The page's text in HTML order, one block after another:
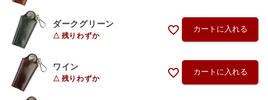
ダークグリーン
残りわずか
カートに入れる
ワイン
残りわずか
カートに入れる